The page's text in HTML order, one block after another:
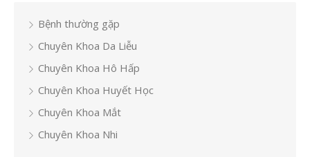
Bệnh thường gặp
Chuyên Khoa Da Liễu
Chuyên Khoa Hô Hấp
Chuyên Khoa Huyết Học
Chuyên Khoa Mắt
Chuyên Khoa Nhi